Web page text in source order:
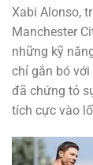
Xabi Alonso,
Manchester
những kỹ
chỉ gắn bó
đã chứng tỏ
tích cực vào